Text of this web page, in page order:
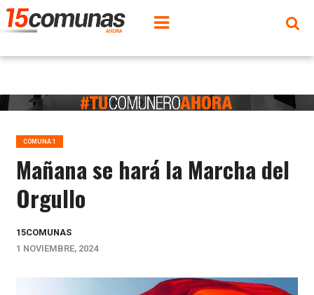
COMUNA 1
Mañana se hará la Marcha del
Orgullo
15COMUNAS
1 NOVIEMBRE, 2024